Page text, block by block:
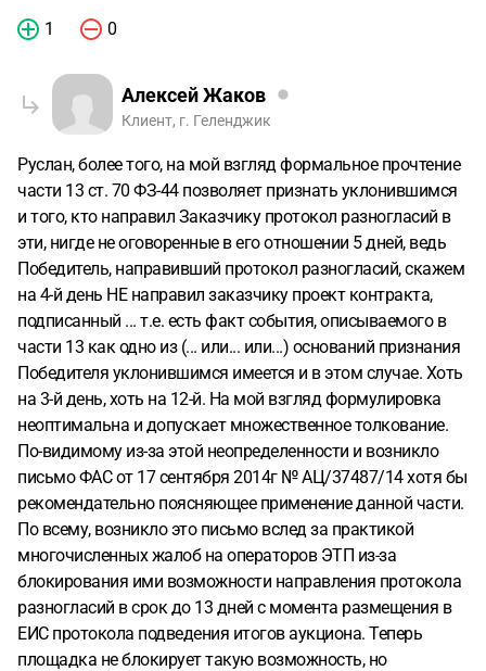
1 0
Алексей Жаков
Клиент, г. Геленджик
Руслан, более того, на мой взгляд формальное прочтение
части 13 ст. 70 ФЗ-44 позволяет признать уклонившимся
и того, кто направил Заказчику протокол разногласий в
эти, нигде не оговоренные в его отношении 5 дней, ведь
Победитель, направивший протокол разногласий, скажем
на 4-й день НЕ направил заказчику проект контракта,
подписанный ... т.е. есть факт события, описываемого в
части 13 как одно из (... или... или...) оснований признания
Победителя уклонившимся имеется и в этом случае. Хоть
на 3-й день, хоть на 12-й. На мой взгляд формулировка
неоптимальна и допускает множественное толкование.
По-видимому из-за этой неопределенности и возникло
письмо ФАС от 17 сентября 2014г № АЦ/37487/14 хотя бы
рекомендательно поясняющее применение данной части.
По всему, возникло это письмо вслед за практикой
многочисленных жалоб на операторов ЭТП из-за
блокирования ими возможности направления протокола
разногласий в срок до 13 дней с момента размещения в
ЕИС протокола подведения итогов аукциона. Теперь
площадка не блокирует такую возможность, но